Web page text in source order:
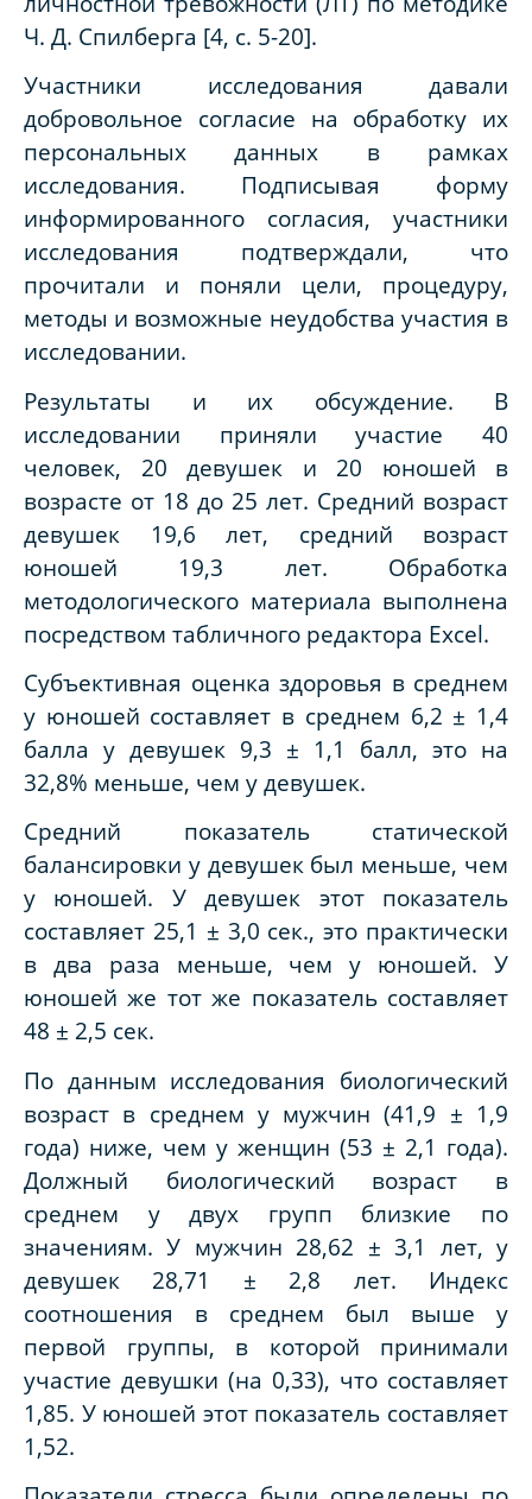
Ч. Д. Спилберга [4, с. 5-20].
Участники исследования давали
добровольное согласие на обработку их
персональных данных в рамках
исследования. Подписывая форму
информированного согласия, участники
исследования подтверждали, что
прочитали и поняли цели, процедуру,
методы и возможные неудобства участия в
исследовании.
Результаты и их обсуждение. В
исследовании приняли участие 40
человек, 20 девушек и 20 юношей в
возрасте от 18 до 25 лет. Средний возраст
девушек 19,6 лет, средний возраст
юношей 19,3 лет. Обработка
методологического материала выполнена
посредством табличного редактора Excel.
Субъективная оценка здоровья в среднем
у юношей составляет в среднем 6,2 ± 1,4
балла у девушек 9,3 ± 1,1 балл, это на
32,8% меньше, чем у девушек.
Средний показатель статической
балансировки у девушек был меньше, чем
у юношей. У девушек этот показатель
составляет 25,1 ± 3,0 сек., это практически
в два раза меньше, чем у юношей. У
юношей же тот же показатель составляет
48 ± 2,5 сек.
По данным исследования биологический
возраст в среднем у мужчин (41,9 ± 1,9
года) ниже, чем у женщин (53 ± 2,1 года).
Должный биологический возраст в
среднем у двух групп близкие по
значениям. У мужчин 28,62 ± 3,1 лет, у
девушек 28,71 ± 2,8 лет. Индекс
соотношения в среднем был выше у
первой группы, в которой принимали
участие девушки (на 0,33), что составляет
1,85. У юношей этот показатель составляет
1,52.